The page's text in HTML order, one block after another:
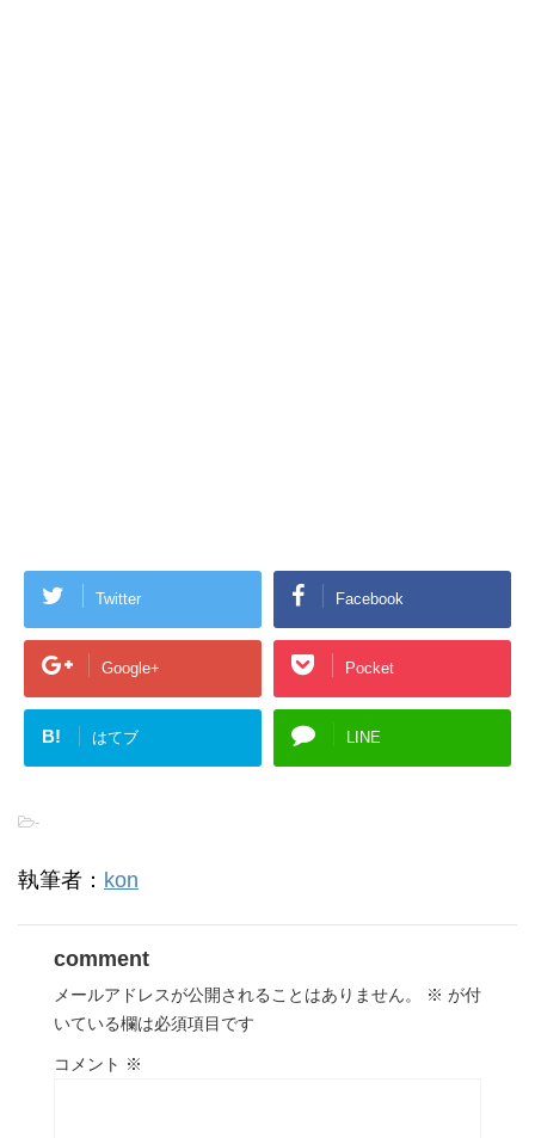
Twitter Facebook
Google+ Pocket
B! はてブ LINE
-
執筆者： kon
comment
メールアドレスが公開されることはありません。 ※ が付
いている欄は必須項目です
コメント ※